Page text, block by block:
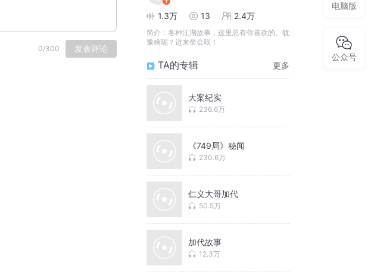
0/300 发表评论
1.3万 13 2.4万
简介： 各种江湖故事，这里总有你喜欢的。犹
豫啥呢？进来坐会呗！
TA的专辑 更多
大案纪实
236.6万
《749局》秘闻
230.6万
仁义大哥加代
50.5万
加代故事
12.3万
电脑版
公众号